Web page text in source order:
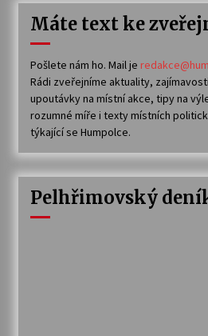
Máte text ke
Pošlete nám ho. Mail je
Rádi zveřejníme aktuality,
upoutávky na místní akce, tipy na
rozumné míře i texty místních
týkající se Humpolce.
Pelhřimovský